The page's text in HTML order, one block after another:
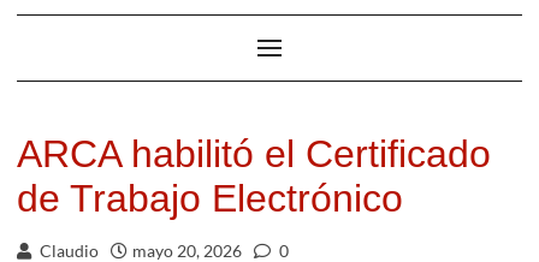
ARCA habilitó el Certificado
de Trabajo Electrónico
Claudio mayo 20, 2026 0